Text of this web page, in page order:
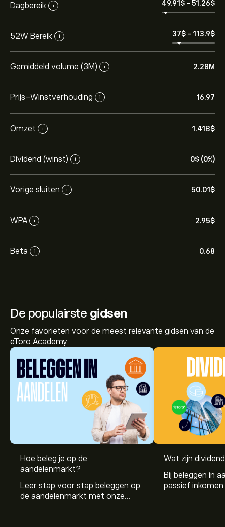
Dagbereik i 49.91‎$‎ - 51.26‎$‎
52W Bereik i 37‎$‎ - 113.9‎$‎
Gemiddeld volume (3M) i 2.28M
Prijs-Winstverhouding i 16.97
Omzet i 1.41B‎$‎
Dividend (winst) i 0‎$‎ (0%)
Vorige sluiten i 50.01‎$‎
WPA i 2.95‎$‎
Beta i 0.68
De populairste gidsen
Onze favorieten voor de meest relevante gidsen van de
eToro Academy
Hoe beleg je op de
aandelenmarkt?
Leer stap voor stap beleggen op
de aandelenmarkt met onze
Wat zijn
Bij beleggen in
passief